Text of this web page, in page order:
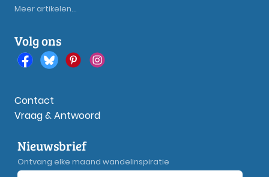
Meer artikelen...
Volg ons
Contact
Vraag & Antwoord
Nieuwsbrief
Ontvang elke maand wandelinspiratie